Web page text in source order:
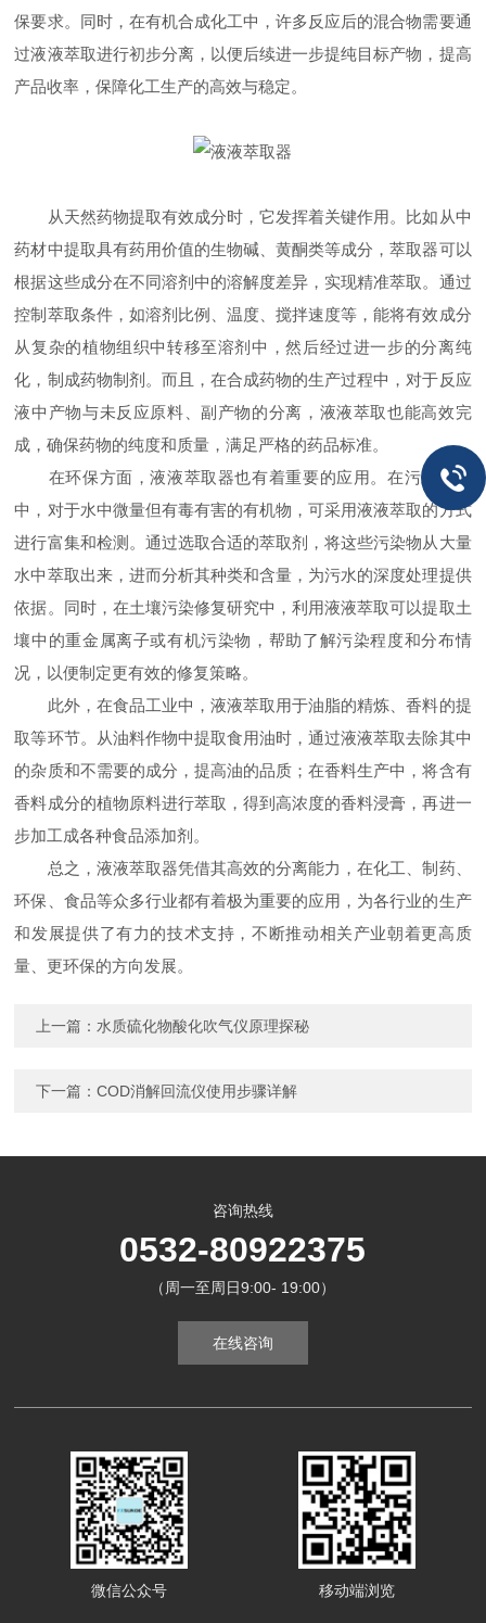
保要求。同时，在有机合成化工中，许多反应后的混合物需要通
过液液萃取进行初步分离，以便后续进一步提纯目标产物，提高
产品收率，保障化工生产的高效与稳定。
从天然药物提取有效成分时，它发挥着关键作用。比如从中
药材中提取具有药用价值的生物碱、黄酮类等成分，萃取器可以
根据这些成分在不同溶剂中的溶解度差异，实现精准萃取。通过
控制萃取条件，如溶剂比例、温度、搅拌速度等，能将有效成分
从复杂的植物组织中转移至溶剂中，然后经过进一步的分离纯
化，制成药物制剂。而且，在合成药物的生产过程中，对于反应
液中产物与未反应原料、副产物的分离，液液萃取也能高效完
成，确保药物的纯度和质量，满足严格的药品标准。
在环保方面，液液萃取器也有着重要的应用。在污水处理
中，对于水中微量但有毒有害的有机物，可采用液液萃取的方式
进行富集和检测。通过选取合适的萃取剂，将这些污染物从大量
水中萃取出来，进而分析其种类和含量，为污水的深度处理提供
依据。同时，在土壤污染修复研究中，利用液液萃取可以提取土
壤中的重金属离子或有机污染物，帮助了解污染程度和分布情
况，以便制定更有效的修复策略。
此外，在食品工业中，液液萃取用于油脂的精炼、香料的提
取等环节。从油料作物中提取食用油时，通过液液萃取去除其中
的杂质和不需要的成分，提高油的品质；在香料生产中，将含有
香料成分的植物原料进行萃取，得到高浓度的香料浸膏，再进一
步加工成各种食品添加剂。
总之，液液萃取器凭借其高效的分离能力，在化工、制药、
环保、食品等众多行业都有着极为重要的应用，为各行业的生产
和发展提供了有力的技术支持，不断推动相关产业朝着更高质
量、更环保的方向发展。
上一篇： 水质硫化物酸化吹气仪原理探秘
下一篇：COD消解回流仪使用步骤详解
咨询热线
0532-80922375
（周一至周日9:00- 19:00）
在线咨询
微信公众号 移动端浏览